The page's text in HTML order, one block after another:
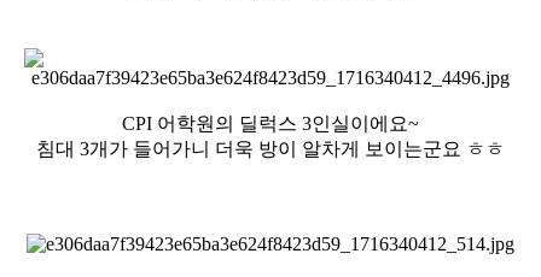
CPI 어학원의 딜럭스 3인실이에요~
침대 3개가 들어가니 더욱 방이 알차게 보이는군요 ㅎㅎ